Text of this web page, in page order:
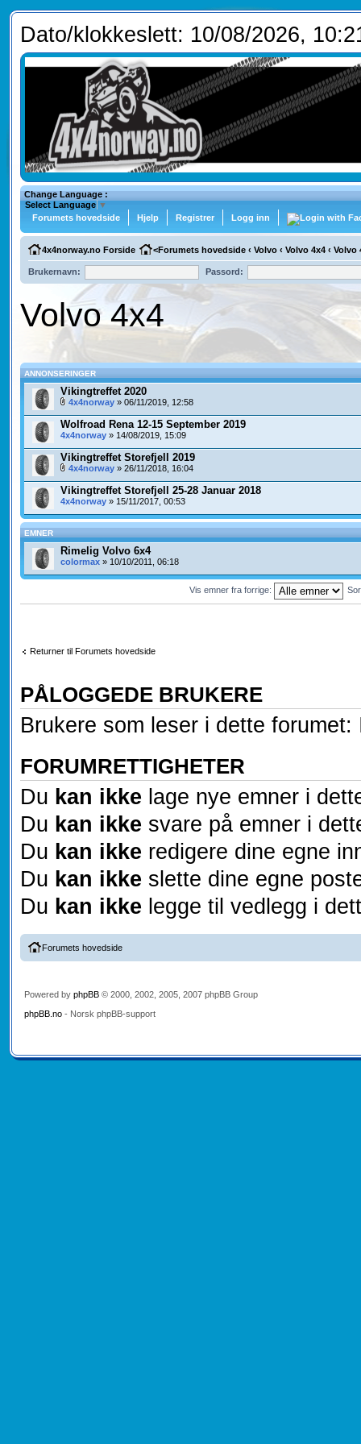
Dato/klokkeslett: 10/08/2026,
Change Language :
Select Language ▼
Forumets hovedside
Hjelp Registrer Logg inn
4x4norway.no Forside <Forumets hovedside ‹ Volvo ‹ Volvo 4x4 ‹ Volvo
Brukernavn: Passord:
Volvo 4x4
ANNONSERINGER
Vikingtreffet 2020
4x4norway» 06/11/2019, 12:58
Wolfroad Rena 12-15 September 2019
4x4norway» 14/08/2019, 15:09
Vikingtreffet Storefjell 2019
4x4norway» 26/11/2018, 16:04
Vikingtreffet Storefjell 25-28 Januar 2018
4x4norway» 15/11/2017, 00:53
EMNER
Rimelig Volvo 6x4
colormax» 10/10/2011, 06:18
Vis emner fra forrige:
Returner til Forumets hovedside
PÅLOGGEDE BRUKERE
Brukere som leser i dette
FORUMRETTIGHETER
Du kan ikke lage nye emner i
Du kan ikke svare på emner i
Du kan ikke redigere dine egne
Du kan ikke slette dine egne
Du kan ikke legge til vedlegg i
Forumets hovedside
Powered by phpBB© 2000, 2002, 2005, 2007 phpBB Group
phpBB.no- Norsk phpBB-support